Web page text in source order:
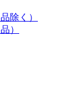
除く）
）